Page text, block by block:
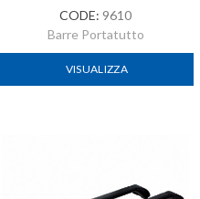
CODE: 9610
Barre Portatutto
VISUALIZZA